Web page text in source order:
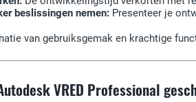
beslissingen nemen: Presenteer je
van gebruiksgemak en krachtige
VRED Professional